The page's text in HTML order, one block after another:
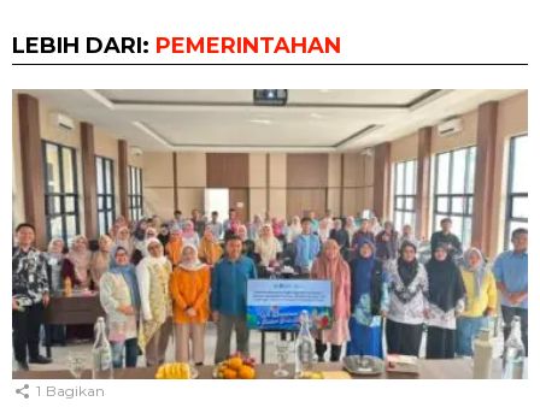
LEBIH DARI: PEMERINTAHAN
1 Bagikan